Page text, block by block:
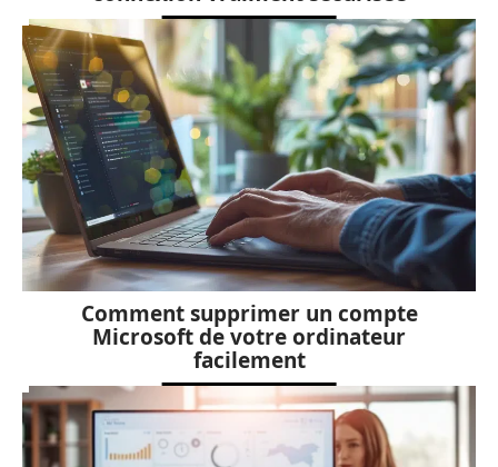
Comment supprimer un compte
Microsoft de votre ordinateur
facilement